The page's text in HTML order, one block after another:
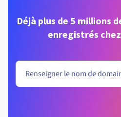
Déjà plus de 5 millions
enregistrés